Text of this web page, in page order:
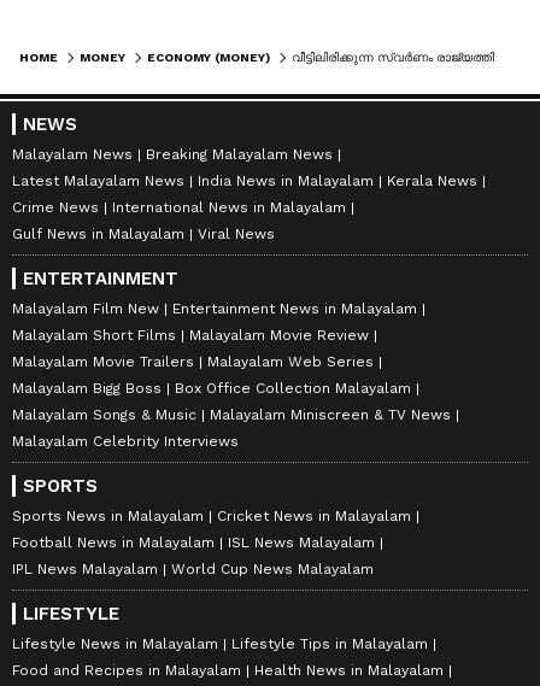
HOME MONEY ECONOMY (MONEY)
NEWS
Malayalam News
Breaking Malayalam News
Latest Malayalam News
India News in Malayalam
Kerala News
Crime News
International News in Malayalam
Gulf News in Malayalam
Viral News
ENTERTAINMENT
Malayalam Film New
Entertainment News in Malayalam
Malayalam Short Films
Malayalam Movie Review
Malayalam Movie Trailers
Malayalam Web Series
Malayalam Bigg Boss
Box Office Collection Malayalam
Malayalam Songs & Music
Malayalam Miniscreen & TV News
Malayalam Celebrity Interviews
SPORTS
Sports News in Malayalam
Cricket News in Malayalam
Football News in Malayalam
ISL News Malayalam
IPL News Malayalam
World Cup News Malayalam
LIFESTYLE
Lifestyle News in Malayalam
Lifestyle Tips in Malayalam
Food and Recipes in Malayalam
Health News in Malayalam